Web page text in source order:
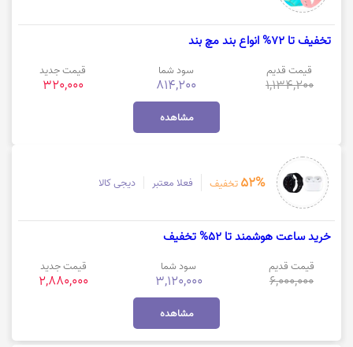
تخفیف تا 72% انواع بند مچ بند
قیمت قدیم
1,134,200
سود شما
814,200
قیمت جدید
320,000
مشاهده
52% تخفیف فعلا معتبر دیجی کالا
خرید ساعت هوشمند تا 52% تخفیف
قیمت قدیم
6,000,000
سود شما
3,120,000
قیمت جدید
2,880,000
مشاهده